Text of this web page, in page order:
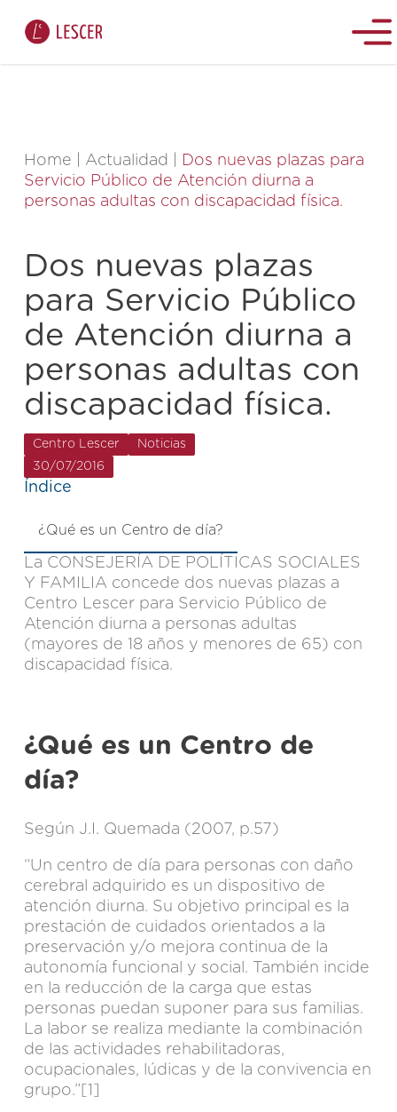
Home Actualidad
Dos nuevas plazas para
Servicio Público de Atención diurna a
personas adultas con discapacidad física.
Dos nuevas plazas
para Servicio Público
de Atención diurna a
personas adultas con
discapacidad física.
Centro Lescer
Noticias
30/07/2016
La CONSEJERÍA DE POLÍTICAS SOCIALES
Y FAMILIA concede dos nuevas plazas a
Centro Lescer para Servicio Público de
Atención diurna a personas adultas
(mayores de 18 años y menores de 65) con
discapacidad física.
¿Qué es un Centro de
día?
Según J.I. Quemada (2007, p.57)
“Un centro de día para personas con daño
cerebral adquirido es un dispositivo de
atención diurna. Su objetivo principal es la
prestación de cuidados orientados a la
preservación y/o mejora continua de la
autonomía funcional y social. También incide
en la reducción de la carga que estas
personas puedan suponer para sus familias.
La labor se realiza mediante la combinación
de las actividades rehabilitadoras,
ocupacionales, lúdicas y de la convivencia en
grupo.” [1]
Índice
¿Qué es un Centro de día?